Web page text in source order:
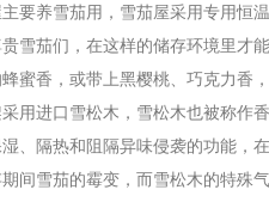
养雪茄用，雪茄屋采用专用恒温
雪茄们，在这样的储存环境里才
蜜香，或带上黑樱桃、巧克力香
进口雪松木，雪松木也被称作香
、隔热和阻隔异味侵袭的功能，
间雪茄的霉变，而雪松木的特殊